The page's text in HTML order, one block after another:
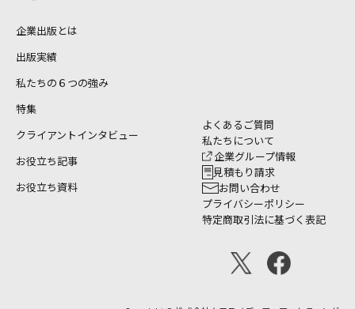
企業出版とは
出版実績
私たちの６つの強み
特集
クライアントインタビュー
お役立ち記事
お役立ち資料
よくあるご質問
私たちについて
企業グループ情報
見積もり請求
お問い合わせ
プライバシーポリシー
特定商取引法に基づく表記